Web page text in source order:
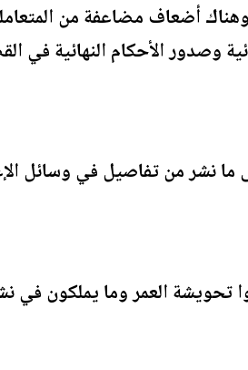
أضعاف مضاعفة من
وصدور الأحكام النهائية في
ما نشر من تفاصيل في وسائل
تحويشة العمر وما يملكون في